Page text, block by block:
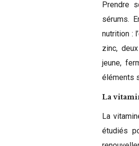
Prendre
sérums.
nutrition :
zinc,
jeune,
éléments
La
La
étudiés